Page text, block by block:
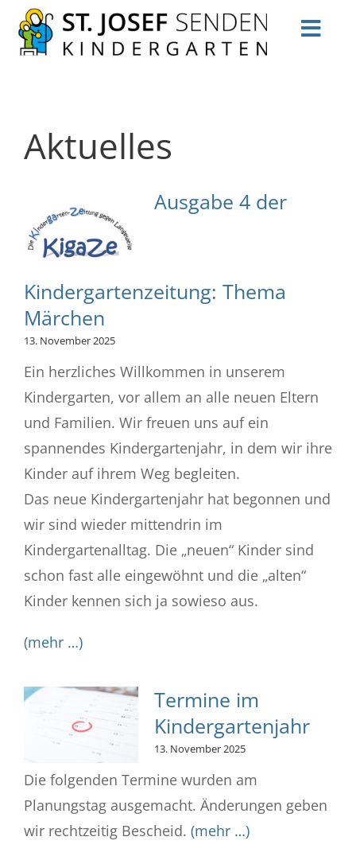
Zum
Inhalt
Infos
Stellenangebote
Anmeldung
Team
Kontakt
Aktuelles
Ausgabe 4 der
Kindergartenzeitung: Thema
Märchen
13. November 2025
Ein herzliches Willkommen in unserem
Kindergarten, vor allem an alle neuen Eltern
und Familien. Wir freuen uns auf ein
spannendes Kindergartenjahr, in dem wir ihre
Kinder auf ihrem Weg begleiten.
Das neue Kindergartenjahr hat begonnen und
wir sind wieder mittendrin im
Kindergartenalltag. Die „neuen“ Kinder sind
schon fast alle eingewöhnt und die „alten“
Kinder kennen sich ja sowieso aus.
(mehr …)
Termine im
Kindergartenjahr
13. November 2025
Die folgenden Termine wurden am
Planungstag ausgemacht. Änderungen geben
wir rechtzeitig Bescheid. (mehr …)